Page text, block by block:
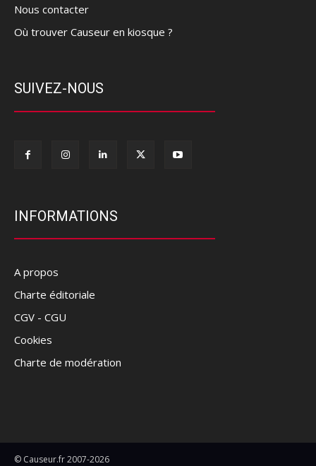
Nous contacter
Où trouver Causeur en kiosque ?
SUIVEZ-NOUS
INFORMATIONS
A propos
Charte éditoriale
CGV - CGU
Cookies
Charte de modération
© Causeur.fr 2007-2026